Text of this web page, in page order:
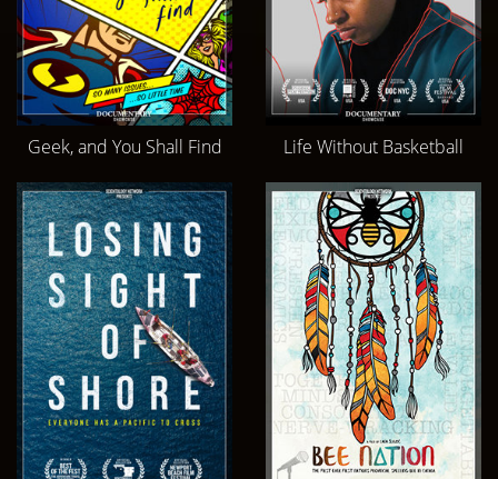
Geek, and You Shall Find Life Without Basketball